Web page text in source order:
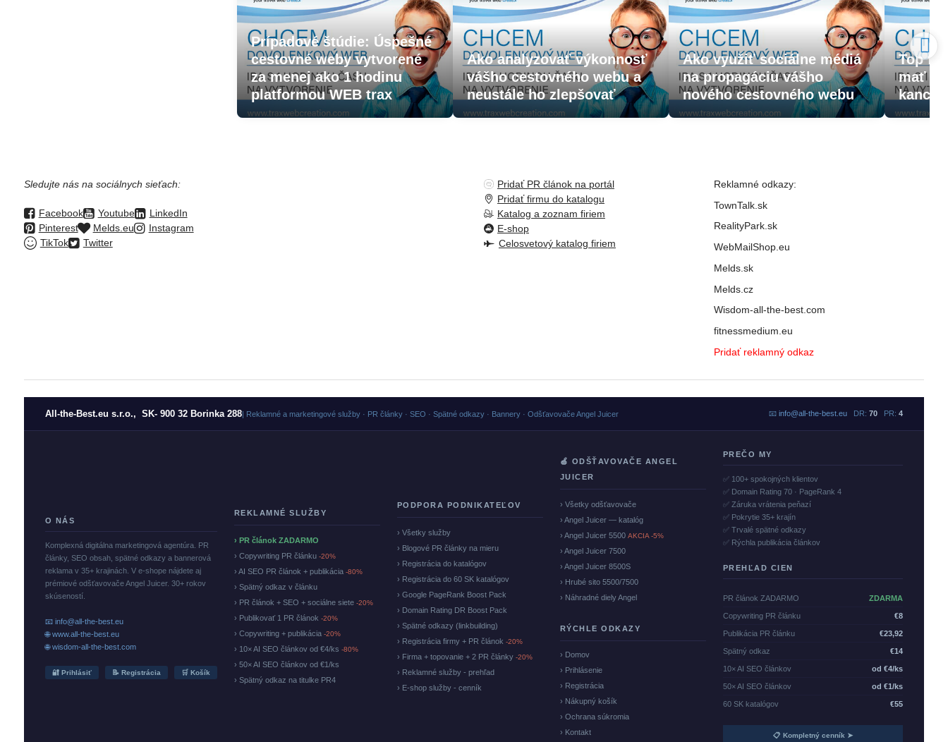
Prípadové štúdie: Úspešné
cestovné weby vytvorené
za menej ako 1 hodinu
platformou WEB trax
Ako analyzovať výkonnosť
vášho cestovného webu a
neustále ho zlepšovať
Ako využiť sociálne médiá
na propagáciu vášho
nového cestovného webu
Top
mať
Sledujte nás na sociálnych sieťach:
Facebook Youtube
LinkedIn
Pinterest
Melds.eu
Instagram
TikTok
Twitter
Pridať PR článok na portál
Pridať firmu do katalogu
Katalog a zoznam firiem
E-shop
Celosvetový katalog firiem
Reklamné odkazy:
TownTalk.sk
RealityPark.sk
WebMailShop.eu
Melds.sk
Melds.cz
Wisdom-all-the-best.com
fitnessmedium.eu
Pridať reklamný odkaz
All-the-Best.eu s.r.o., SK- 900 32 Borinka 288| Reklamné a marketingové služby · PR články · SEO · Spätné odkazy · Bannery · Odšťavovače Angel Juicer 📧 info@all-the-best.euDR: 70PR: 4
O NÁS
Komplexná digitálna marketingová agentúra. PR
články, SEO obsah, spätné odkazy a bannerová
reklama v 35+ krajinách. V e-shope nájdete aj
prémiové odšťavovače Angel Juicer. 30+ rokov
skúseností.
📧 info@all-the-best.eu
🌐 www.all-the-best.eu
🌐 wisdom-all-the-best.com
🔐 Prihlásiť 📝 Registrácia 🛒 Košík
REKLAMNÉ SLUŽBY
› PR článok ZADARMO
› Copywriting PR článku -20%
› AI SEO PR článok + publikácia -80%
› Spätný odkaz v článku
› PR článok + SEO + sociálne siete -20%
› Publikovať 1 PR článok -20%
› Copywriting + publikácia -20%
› 10× AI SEO článkov od €4/ks -80%
› 50× AI SEO článkov od €1/ks
› Spätný odkaz na titulke PR4
PODPORA PODNIKATEĽOV
› Všetky služby
› Blogové PR články na mieru
› Registrácia do katalógov
› Registrácia do 60 SK katalógov
› Google PageRank Boost Pack
› Domain Rating DR Boost Pack
› Spätné odkazy (linkbuilding)
› Registrácia firmy + PR článok -20%
› Firma + topovanie + 2 PR články -20%
› Reklamné služby - prehľad
› E-shop služby - cenník
🍏 ODŠŤAVOVAČE ANGEL
JUICER
› Všetky odšťavovače
› Angel Juicer — katalóg
› Angel Juicer 5500 AKCIA -5%
› Angel Juicer 7500
› Angel Juicer 8500S
› Hrubé sito 5500/7500
› Náhradné diely Angel
RÝCHLE ODKAZY
› Domov
› Prihlásenie
› Registrácia
› Nákupný košík
› Ochrana súkromia
› Kontakt
PREČO MY
✅ 100+ spokojných klientov
✅ Domain Rating 70 · PageRank 4
✅ Záruka vrátenia peňazí
✅ Pokrytie 35+ krajín
✅ Trvalé spätné odkazy
✅ Rýchla publikácia článkov
PREHĽAD CIEN
PR článok ZADARMO ZDARMA
Copywriting PR článku €8
Publikácia PR článku €23,92
Spätný odkaz €14
10× AI SEO článkov od €4/ks
50× AI SEO článkov od €1/ks
60 SK katalógov €55
📋 Kompletný cenník ➤